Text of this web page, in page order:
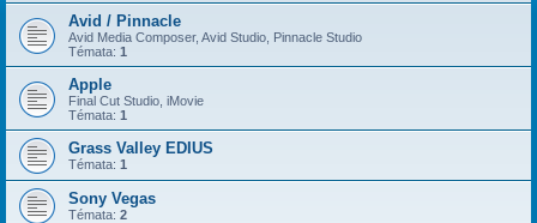
Avid / Pinnacle
Avid Media Composer, Avid Studio, Pinnacle Studio
Témata: 1
Apple
Final Cut Studio, iMovie
Témata: 1
Grass Valley EDIUS
Témata: 1
Sony Vegas
Témata: 2